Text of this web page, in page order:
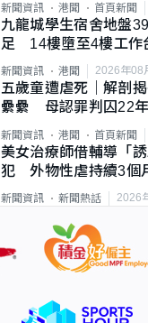
新聞資訊 港聞 首頁新聞
九龍城學生宿舍地盤
足 14樓墮至4樓工作
新聞資訊 港聞 2026年08
五歲童遭虐死｜解剖
纍纍 母認罪判囚22
類案最惡劣
新聞資訊 港聞 首頁新聞
美女治療師借輔導「
犯 外物性虐持續3個
要保護其他人
新聞資訊 新聞熱話 2026